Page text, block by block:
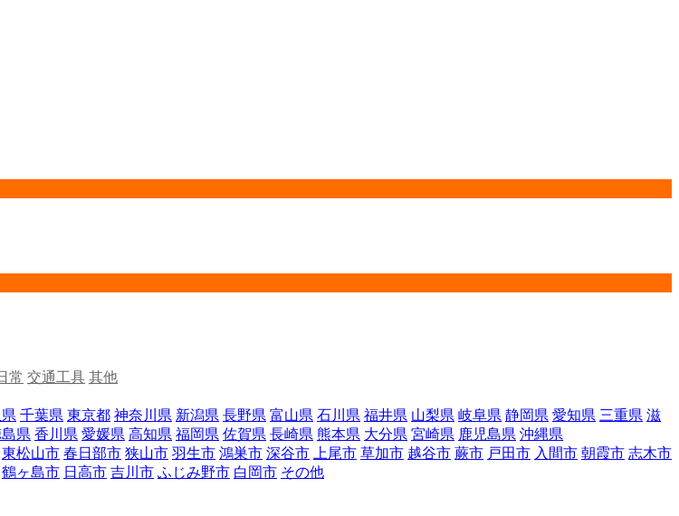
常 交通工具 其他
千葉県 東京都 神奈川県 新潟県 長野県 富山県 石川県 福井県 山梨県 岐阜県 静岡県 愛知県 三重県 滋
県 香川県 愛媛県 高知県 福岡県 佐賀県 長崎県 熊本県 大分県 宮崎県 鹿児島県 沖縄県
東松山市 春日部市 狭山市 羽生市 鴻巣市 深谷市 上尾市 草加市 越谷市 蕨市 戸田市 入間市 朝霞市 志木市
鶴ヶ島市 日高市 吉川市 ふじみ野市 白岡市 その他